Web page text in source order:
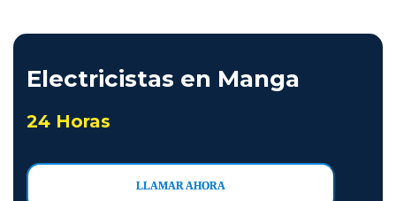
Electricistas en Manga
24 Horas
LLAMAR AHORA